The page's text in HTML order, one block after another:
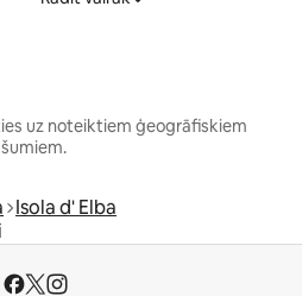
uz noteiktiem ģeogrāfiskiem
Isola d' Elba